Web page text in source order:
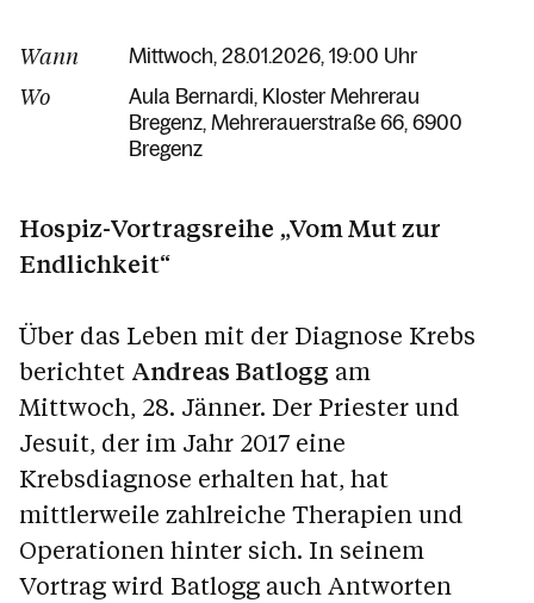
Wann Mittwoch, 28.01.2026, 19:00 Uhr
Wo
Aula Bernardi, Kloster Mehrerau
Bregenz Mehrerauerstraße 66 6900
Bregenz
Hospiz-Vortragsreihe „Vom Mut zur
Endlichkeit“
Über das Leben mit der Diagnose Krebs
berichtet Andreas Batlogg am
Mittwoch, 28. Jänner. Der Priester und
Jesuit, der im Jahr 2017 eine
Krebsdiagnose erhalten hat, hat
mittlerweile zahlreiche Therapien und
Operationen hinter sich. In seinem
Vortrag wird Batlogg auch Antworten